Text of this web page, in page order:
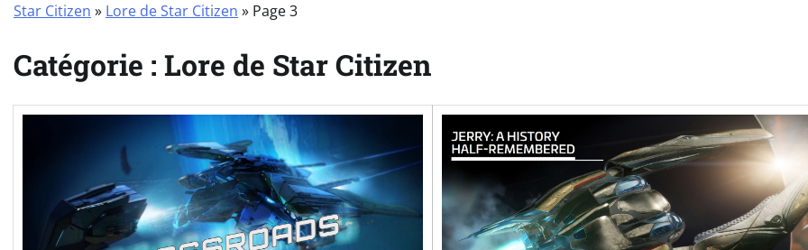
Star Citizen » Lore de Star Citizen » Page 3
Catégorie : Lore de Star Citizen